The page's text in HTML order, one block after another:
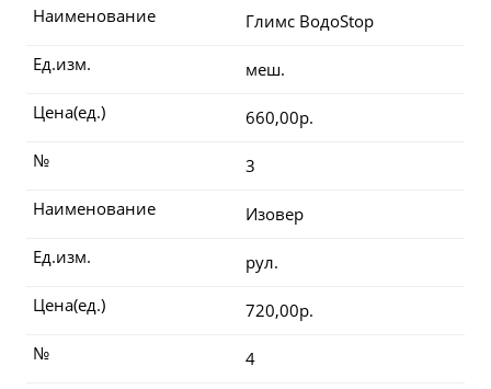
Глимс ВодоStop
Наименование
меш.
Ед.изм.
660,00р.
Цена(ед.)
3
№
Изовер
Наименование
рул.
Ед.изм.
720,00р.
Цена(ед.)
4
№